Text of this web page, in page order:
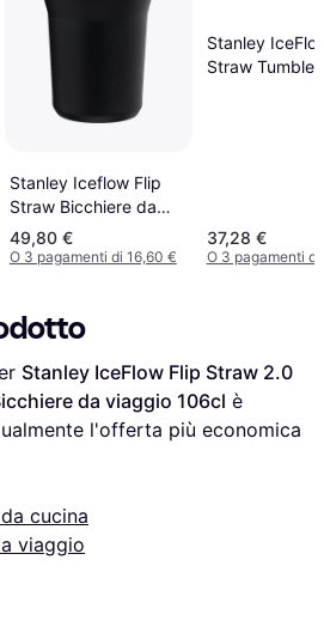
Stanley Iceflow Flip
Straw Bicchiere da
viaggio 89cl
49,80 €
O 3 pagamenti di 16,60 €
Stanley
Straw Tumbler
37,28 €
O 3 pagamenti di
Stanley IceFlow Flip Straw 2.0
da viaggio 106cl
l'offerta più economica
cucina
viaggio